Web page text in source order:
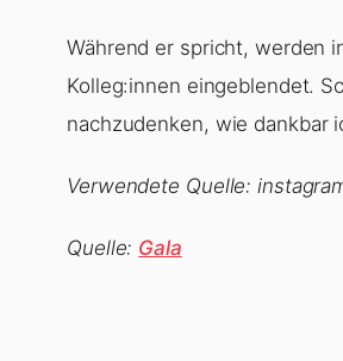
Während er spricht, werden
Kolleg:innen eingeblendet.
nachzudenken, wie dankbar
Verwendete Quelle:
Quelle: Gala